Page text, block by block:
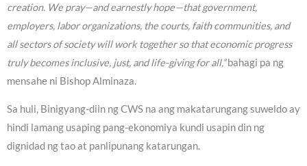
creation. We pray—and earnestly hope—that government,
employers, labor organizations, the courts, faith communities, and
all sectors of society will work together so that economic progress
truly becomes inclusive, just, and life-giving for all,”bahagi pa ng
mensahe ni Bishop Alminaza.
Sa huli, Binigyang-diin ng CWS na ang makatarungang suweldo ay
hindi lamang usaping pang-ekonomiya kundi usapin din ng
dignidad ng tao at panlipunang katarungan.